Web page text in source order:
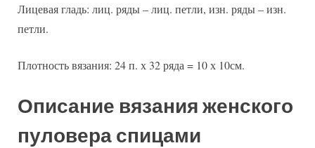
Лицевая гладь: лиц. ряды – лиц. петли, изн. ряды – изн.
петли.
Плотность вязания: 24 п. х 32 ряда = 10 х 10см.
Описание вязания женского
пуловера спицами